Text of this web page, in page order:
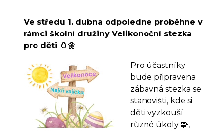
Ve středu 1. dubna odpoledne proběhne v
rámci školní družiny Velikonoční stezka
pro děti 🥚🌼
Pro účastníky
bude připravena
zábavná stezka se
stanovišti, kde si
děti vyzkouší
různé úkoly 🧩,